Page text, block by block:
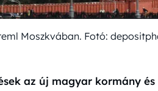
Moszkvában. Fotó:
az új magyar kormány